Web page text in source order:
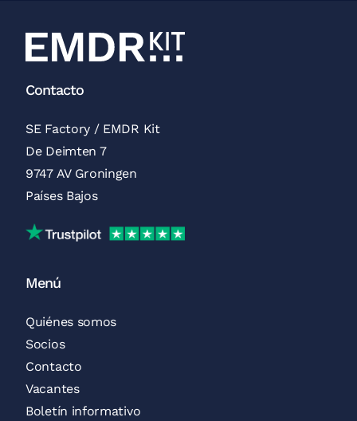
Contacto
SE Factory / EMDR Kit
De Deimten 7
9747 AV Groningen
Países Bajos
Reseñas de Trustpilot
Menú
Quiénes somos
Socios
Contacto
Vacantes
Boletín informativo